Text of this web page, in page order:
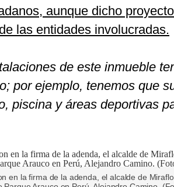
aunque dicho
las entidades involucradas.
de este inmueble
por ejemplo, tenemos que
piscina y áreas deportivas
en la firma de la adenda, el alcalde de